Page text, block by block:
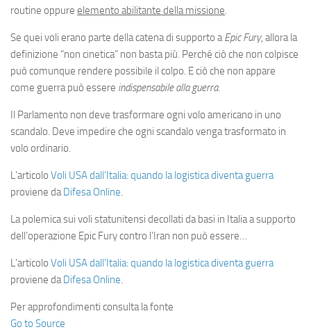
routine oppure elemento abilitante della missione.
Se quei voli erano parte della catena di supporto aEpic Fury, allora la
definizione “non cinetica” non basta più. Perché ciò che non colpisce
può comunque rendere possibile il colpo. E ciò che non appare
come guerra può essere indispensabile alla guerra.
Il Parlamento non deve trasformare ogni volo americano in uno
scandalo. Deve impedire che ogni scandalo venga trasformato in
volo ordinario.
L’articolo Voli USA dall’Italia: quando la logistica diventa guerra
proviene daDifesa Online.
La polemica sui voli statunitensi decollati da basi in Italia a supporto
dell’operazione Epic Fury contro l’Iran non può essere…
L’articolo Voli USA dall’Italia: quando la logistica diventa guerra
proviene daDifesa Online.
Per approfondimenti consulta la fonte
Go to Source